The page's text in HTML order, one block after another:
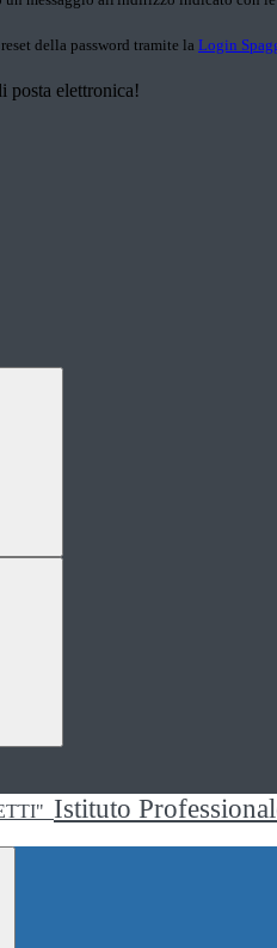
della password tramite la Login
posta elettronica!
Istituto